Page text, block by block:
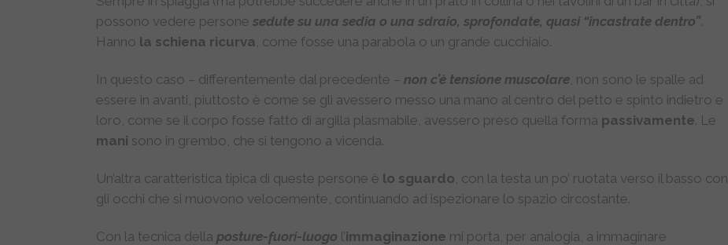
possono vedere persone sedute su una sedia o una sdraio, sprofondate, quasi “incastrate dentro”.
Hanno la schiena ricurva , come fosse una parabola o un grande cucchiaio.
In questo caso – differentemente dal precedente – non c’è tensione muscolare , non sono le spalle ad
essere in avanti, piuttosto è come se gli avessero messo una mano al centro del petto e spinto indietro e
loro, come se il corpo fosse fatto di argilla plasmabile, avessero preso quella forma passivamente. Le
mani sono in grembo, che si tengono a vicenda.
Un’altra caratteristica tipica di queste persone è lo sguardo , con la testa un po’ ruotata verso il basso con
gli occhi che si muovono velocemente, continuando ad ispezionare lo spazio circostante.
Con la tecnica della posture-fuori-luogo l’immaginazione mi porta, per analogia, a immaginare